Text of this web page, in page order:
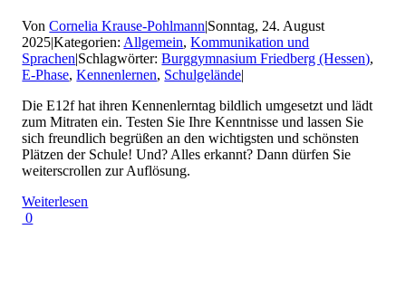
VonCornelia Krause-Pohlmann|Sonntag, 24. August
2025|Kategorien: Allgemein,Kommunikation und
Sprachen|Schlagwörter:Burggymnasium Friedberg (Hessen),
E-Phase,Kennenlernen, Schulgelände|
Die E12f hat ihren Kennenlerntag bildlich umgesetzt und lädt
zum Mitraten ein. Testen Sie Ihre Kenntnisse und lassen Sie
sich freundlich begrüßen an den wichtigsten und schönsten
Plätzen der Schule! Und? Alles erkannt? Dann dürfen Sie
weiterscrollen zur Auflösung.
Weiterlesen
0